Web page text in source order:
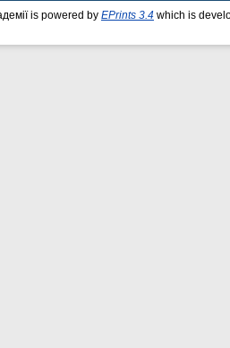
is powered by EPrints 3.4 which is